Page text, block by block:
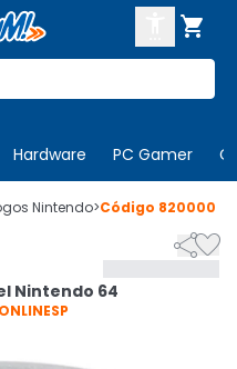

Hardware PC Gamer
SE
Nintendo>Código 820000

Nintendo 64